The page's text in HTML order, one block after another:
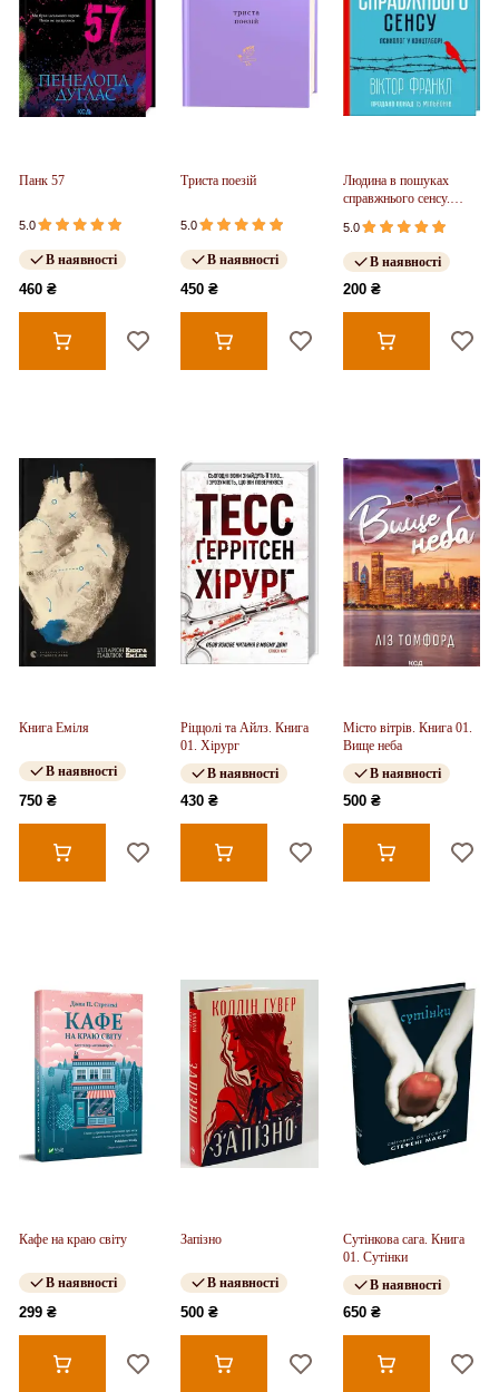
Панк 57
5.0
В наявності
460 ₴
Триста поезій
5.0
В наявності
450 ₴
Людина в пошуках
справжнього сенсу.
Психолог у концтаборі
5.0
В наявності
200 ₴
Книга Еміля
В наявності
750 ₴
Ріццолі та Айлз. Книга
01. Хірург
В наявності
430 ₴
Місто вітрів. Книга 01.
Вище неба
В наявності
500 ₴
Кафе на краю світу
В наявності
299 ₴
Запізно
В наявності
500 ₴
Сутінкова сага. Книга
01. Сутінки
В наявності
650 ₴